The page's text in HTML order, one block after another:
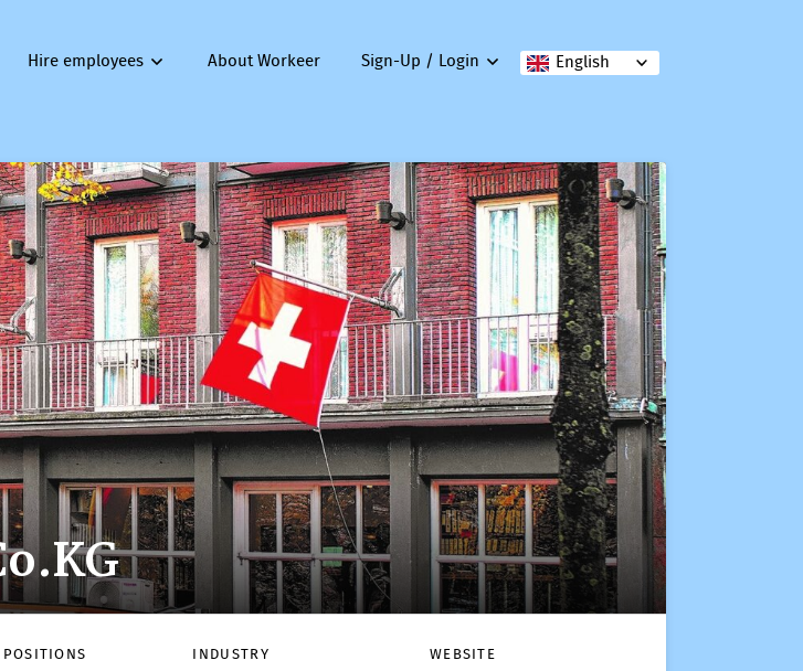
English
Hire employees About Workeer Sign-Up / Login
INDUSTRY WEBSITE